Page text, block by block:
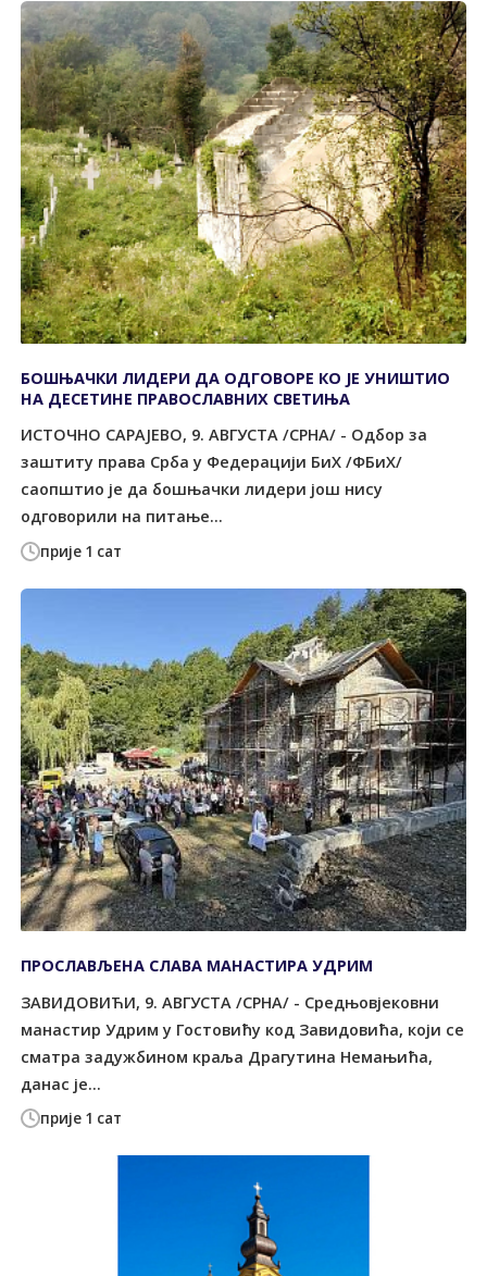
прије 1 сат
БОШЊАЧКИ ЛИДЕРИ ДА ОДГОВОРЕ КО ЈЕ УНИШТИО
НА ДЕСЕТИНЕ ПРАВОСЛАВНИХ СВЕТИЊА
ИСТОЧНО САРАЈЕВО, 9. АВГУСТА /СРНА/ - Одбор за
заштиту права Срба у Федерацији БиХ /ФБиХ/
саопштио је да бошњачки лидери још нису
одговорили на питање...
прије 1 сат
ПРОСЛАВЉЕНА СЛАВА МАНАСТИРА УДРИМ
ЗАВИДОВИЋИ, 9. АВГУСТА /СРНА/ - Средњовјековни
манастир Удрим у Гостовићу код Завидовића, који се
сматра задужбином краља Драгутина Немањића,
данас је...